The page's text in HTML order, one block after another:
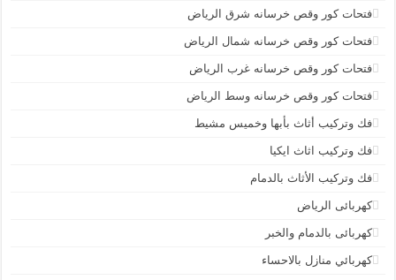
فتحات كور وقص خرسانه شرق الرياض
فتحات كور وقص خرسانه شمال الرياض
فتحات كور وقص خرسانه غرب الرياض
فتحات كور وقص خرسانه وسط الرياض
فك وتركيب أثاث بأبها وخميس مشيط
فك وتركيب اثاث ايكيا
فك وتركيب الأثاث بالدمام
كهربائى الرياض
كهربائى بالدمام والخبر
كهربائي منازل بالاحساء